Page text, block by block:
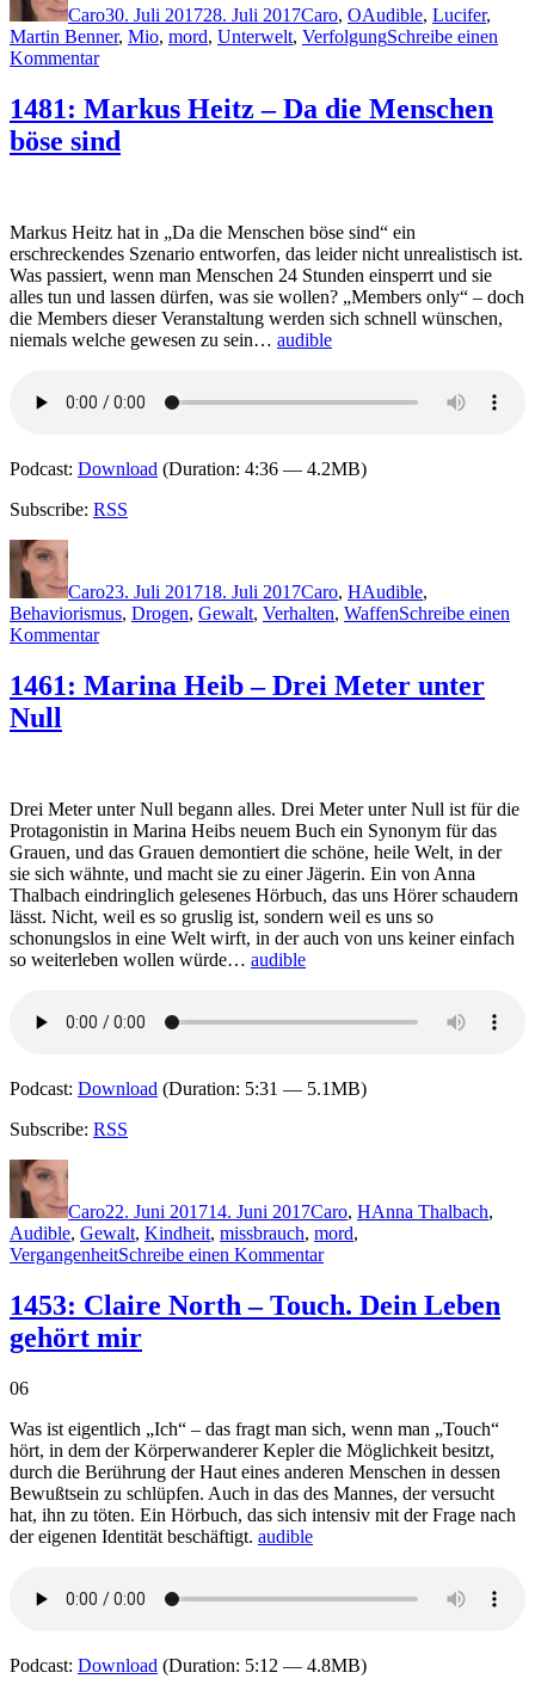
Caro30. Juli 201728. Juli 2017Caro, OAudible, Lucifer,
Martin Benner, Mio, mord, Unterwelt, VerfolgungSchreibe einen
Kommentarzu
Kristina
Ohlsson
–
1481: Markus Heitz – Da die Menschen
böse sind
Markus Heitz hat in „Da die Menschen böse sind“ ein
erschreckendes Szenario entworfen, das leider nicht unrealistisch ist.
Was passiert, wenn man Menschen 24 Stunden einsperrt und sie
alles tun und lassen dürfen, was sie wollen? „Members only“ – doch
die Members dieser Veranstaltung werden sich schnell wünschen,
niemals welche gewesen zu sein… audible
Podcast: Download (Duration: 4:36 — 4.2MB)
Subscribe: RSS
Autor
Caro23. Juli 201718. Juli 2017Caro, HAudible,
Behaviorismus, Drogen, Gewalt, Verhalten, WaffenSchreibe einen
Kommentarzu
Markus
Heitz
böse
sind
1461: Marina Heib – Drei Meter unter
Null
Drei Meter unter Null begann alles. Drei Meter unter Null ist für die
Protagonistin in Marina Heibs neuem Buch ein Synonym für das
Grauen, und das Grauen demontiert die schöne, heile Welt, in der
sie sich wähnte, und macht sie zu einer Jägerin. Ein von Anna
Thalbach eindringlich gelesenes Hörbuch, das uns Hörer schaudern
lässt. Nicht, weil es so gruslig ist, sondern weil es uns so
schonungslos in eine Welt wirft, in der auch von uns keiner einfach
so weiterleben wollen würde… audible
Podcast: Download (Duration: 5:31 — 5.1MB)
Subscribe: RSS
Autor
Caro22. Juni 201714. Juni 2017Caro, HAnna Thalbach,
Audible, Gewalt, Kindheit, missbrauch, mord,
VergangenheitSchreibe einen Kommentarzu
Marina
Heib
Null
1453: Claire North – Touch. Dein Leben
gehört mir
06
Was ist eigentlich „Ich“ – das fragt man sich, wenn man „Touch“
hört, in dem der Körperwanderer Kepler die Möglichkeit besitzt,
durch die Berührung der Haut eines anderen Menschen in dessen
Bewußtsein zu schlüpfen. Auch in das des Mannes, der versucht
hat, ihn zu töten. Ein Hörbuch, das sich intensiv mit der Frage nach
der eigenen Identität beschäftigt. audible
Podcast: Download (Duration: 5:12 — 4.8MB)